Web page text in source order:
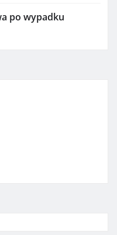
po wypadku